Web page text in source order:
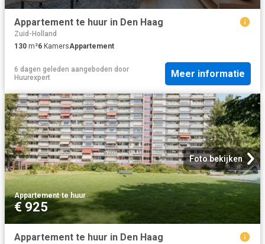
Appartement te huur in Den Haag
Zuid-Holland
130 m²6 KamersAppartement
6 dagen geleden aangeboden door
Huurexpert
Meer informatie
Foto bekijken
Appartement·te huur
€ 925
Appartement te huur in Den Haag